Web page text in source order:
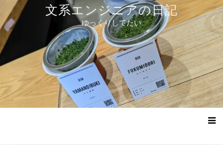
テ
ツ
へ
ス
ッ
プ
文系エンジニアの日記
ゆっくりしてたい